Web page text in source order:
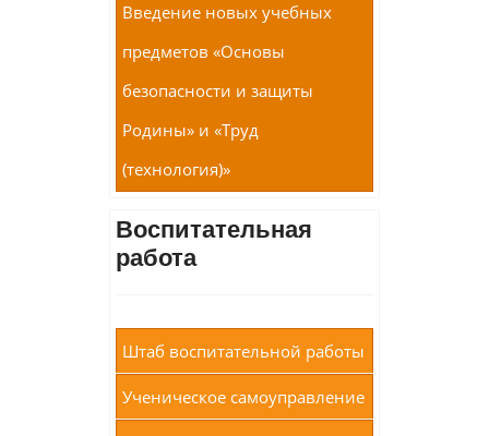
Введение новых учебных
предметов «Основы
безопасности и защиты
Родины» и «Труд
(технология)»
Воспитательная
работа
Штаб воспитательной работы
Ученическое самоуправление